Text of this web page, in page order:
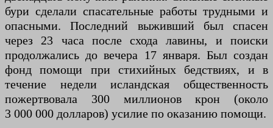
бури сделали спасательные работы трудными и
опасными. Последний выживший был спасен
через 23 часа после схода лавины, и поиски
продолжались до вечера 17 января. Был создан
фонд помощи при стихийных бедствиях, и в
течение недели исландская общественность
пожертвовала 300 миллионов крон (около
3 000 000 долларов) усилие по оказанию помощи.